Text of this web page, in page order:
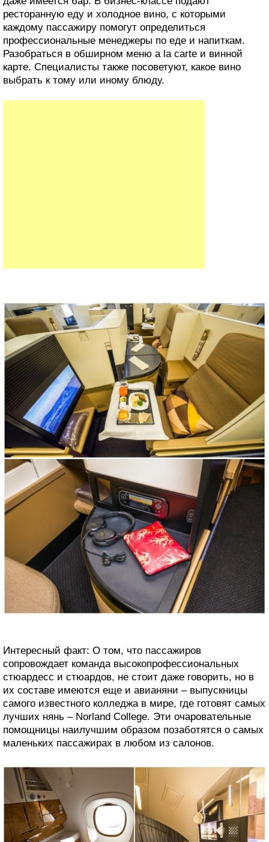
ресторанную еду и холодное вино, с которыми
каждому пассажиру помогут определиться
профессиональные менеджеры по еде и напиткам.
Разобраться в обширном меню a la carte и винной
карте. Специалисты также посоветуют, какое вино
выбрать к тому или иному блюду.
Интересный факт: О том, что пассажиров
сопровождает команда высокопрофессиональных
стюардесс и стюардов, не стоит даже говорить, но в
их составе имеются еще и авианяни – выпускницы
самого известного колледжа в мире, где готовят самых
лучших нянь – Norland College. Эти очаровательные
помощницы наилучшим образом позаботятся о самых
маленьких пассажирах в любом из салонов.